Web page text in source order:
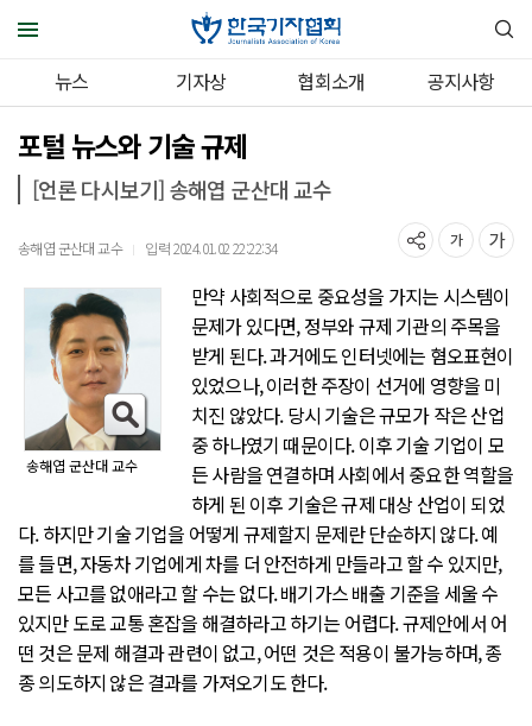
뉴스 기자상 협회소개 공지사항
포털 뉴스와 기술 규제
[언론 다시보기] 송해엽 군산대 교수
송해엽 군산대 교수 ｜ 입력 2024.01.02 22:22:34
송해엽 군산대 교수
만약 사회적으로 중요성을 가지는 시스템이
문제가 있다면, 정부와 규제 기관의 주목을
받게 된다. 과거에도 인터넷에는 혐오표현이
있었으나, 이러한 주장이 선거에 영향을 미
치진 않았다. 당시 기술은 규모가 작은 산업
중 하나였기 때문이다. 이후 기술 기업이 모
든 사람을 연결하며 사회에서 중요한 역할을
하게 된 이후 기술은 규제 대상 산업이 되었
다. 하지만 기술 기업을 어떻게 규제할지 문제란 단순하지 않다. 예
를 들면, 자동차 기업에게 차를 더 안전하게 만들라고 할 수 있지만,
모든 사고를 없애라고 할 수는 없다. 배기가스 배출 기준을 세울 수
있지만 도로 교통 혼잡을 해결하라고 하기는 어렵다. 규제안에서 어
떤 것은 문제 해결과 관련이 없고, 어떤 것은 적용이 불가능하며, 종
종 의도하지 않은 결과를 가져오기도 한다.